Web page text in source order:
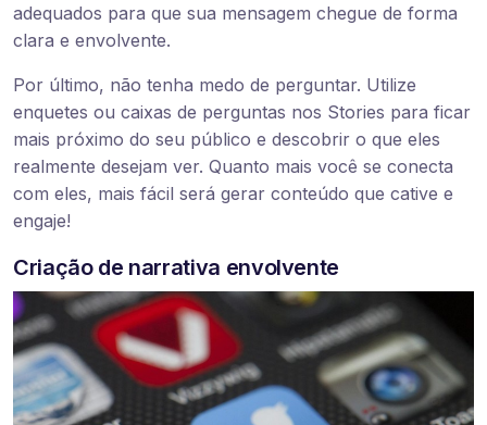
adequados para que sua mensagem chegue de forma
clara e envolvente.
Por último, não tenha medo de perguntar. Utilize
enquetes ou caixas de perguntas nos Stories para ficar
mais próximo do seu público e descobrir o que eles
realmente desejam ver. Quanto mais você se conecta
com eles, mais fácil será gerar conteúdo que cative e
engaje!
Criação de narrativa envolvente